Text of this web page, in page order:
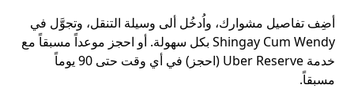
أضِف تفاصيل مشوارك، واُدخُل ألى وسيلة التنقل، وتجوَّل في
Shingay Cum Wendy بكل سهولة. أو احجز موعداً مسبقاً مع
خدمة Uber Reserve (احجز) في أي وقت حتى 90 يوماً
مسبقاً.